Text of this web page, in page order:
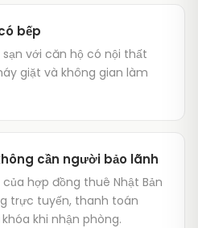
bếp
với căn hộ có nội thất
giặt và không gian làm
cần người bảo lãnh
hợp đồng thuê Nhật Bản
trực tuyến, thanh toán
khi nhận phòng.